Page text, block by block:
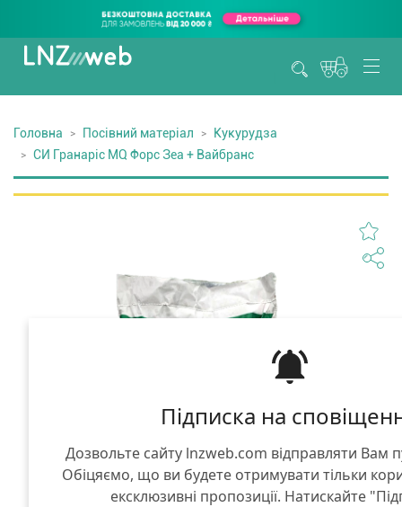
Підписка на
Дозвольте сайту lnzweb.com відправляти Вам
Обіцяємо, що ви будете отримувати тільки
ексклюзивні пропозиції. Натискайте
Головна Посівний матеріал
Кукурудза
СИ Гранаріс MQ Форс Зеа + Вайбранс